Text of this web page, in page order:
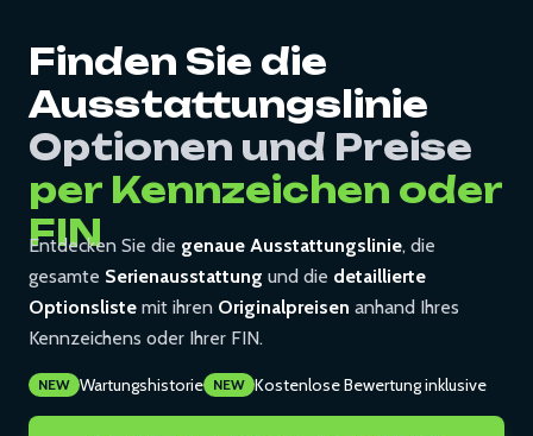
Finden Sie die
Ausstattungslinie
Optionen und Preise
per Kennzeichen oder
FIN
Entdecken Sie die genaue Ausstattungslinie, die
gesamte Serienausstattung und die detaillierte
Optionsliste mit ihren Originalpreisen anhand Ihres
Kennzeichens oder Ihrer FIN.
NEW Wartungshistorie NEW Kostenlose Bewertung inklusive